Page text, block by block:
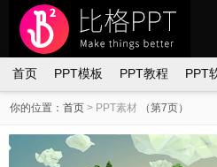
首页 PPT模板 PPT教程 PPT
你的位置：首页 > PPT素材 （第7页）